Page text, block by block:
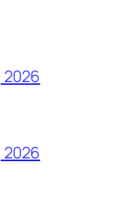
2026
2026